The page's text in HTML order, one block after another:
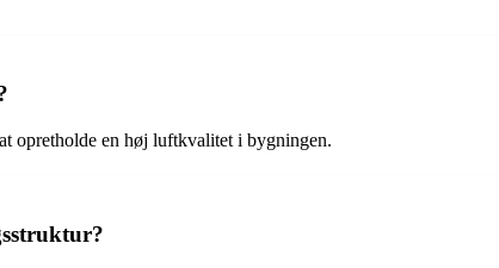
opretholde en høj luftkvalitet i bygningen.